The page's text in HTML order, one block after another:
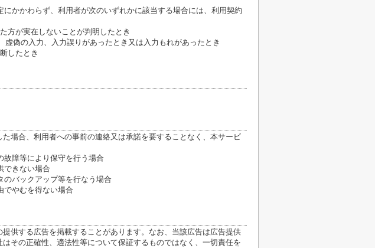
にかかわらず、利用者が次のいずれかに該当する場合には、利用契約
方が実在しないことが判明したとき
虚偽の入力、入力誤りがあったとき又は入力もれがあったとき
したとき
場合、利用者への事前の連絡又は承諾を要することなく、本サービ
故障等により保守を行う場合
できない場合
のバックアップ等を行なう場合
でやむを得ない場合
供する広告を掲載することがあります。なお、当該広告は広告提供
その正確性、適法性等について保証するものではなく、一切責任を